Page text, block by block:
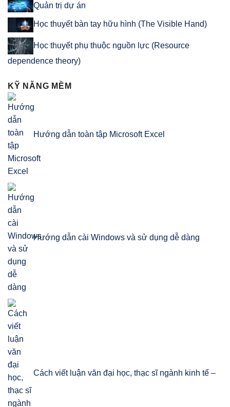
Quản trị dự án
Học thuyết bàn tay hữu hình (The Visible Hand)
Học thuyết phụ thuộc nguồn lực (Resource
dependence theory)
KỸ NĂNG MỀM
Hướng dẫn toàn tập Microsoft Excel
Hướng dẫn cài Windows và sử dụng dễ dàng
Cách viết luận văn đại học, thạc sĩ ngành kinh tế –